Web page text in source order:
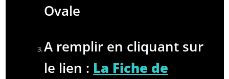
Ovale
A remplir en cliquant sur
le lien : La Fiche de